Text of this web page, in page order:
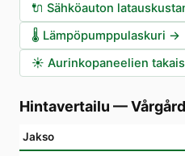
🔌 Sähköauton
🌡️ Lämpöpumppulaskuri →
☀️ Aurinkopaneelien
Hintavertailu —
Jakso